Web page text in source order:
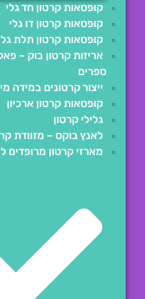
קופסאות קרטון חד גלי
קופסאות קרטון דו גלי
קופסאות קרטון תלת גלי
אריזות קרטון בוק –
ספרים
ייצור קרטונים במידה
קופסאות קרטון ארכיון
גלילי קרטון
לאנץ בוקס – מזוודת
מארזי קרטון מרופדים